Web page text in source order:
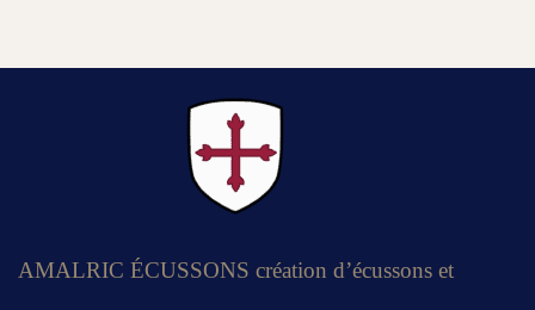
AMALRIC ÉCUSSONS création d’écussons et